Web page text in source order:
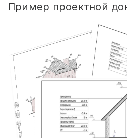
Пример проектной